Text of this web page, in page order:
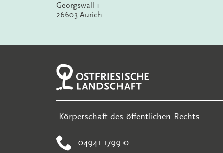
Georgswall 1
26603 Aurich
-Körperschaft des öffentlichen Rechts-
04941 1799-0